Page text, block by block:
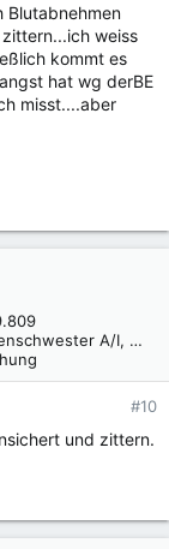
Blutabnehmen
weiss
kommt es
hat wg derBE
misst....aber
Krankenschwester, Fachkrankenschwester A/I, Praxisbegleiter Basale Stimulation
#10
und zittern.